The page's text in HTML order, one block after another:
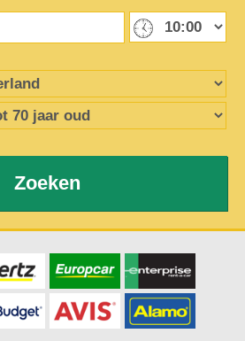
Zoeken